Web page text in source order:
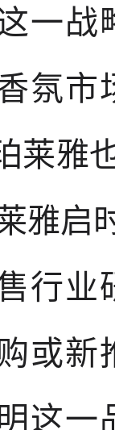
一战
氛
莱雅
雅启
行业
或新
这一